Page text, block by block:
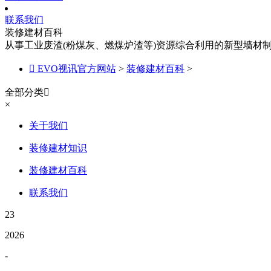
联系我们
装修建材百科
从事工业废渣(粉煤灰、燃煤炉渣等)资源综合利用的新型墙材
 EVO视讯官方网站 > 装修建材百科 >
全部分类
×
关于我们
装修建材知识
装修建材百科
联系我们
23
2026
-